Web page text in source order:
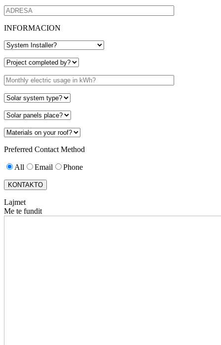
INFORMACION
Preferred Contact Method
All Email Phone
KONTAKTO
Lajmet
Me te fundit